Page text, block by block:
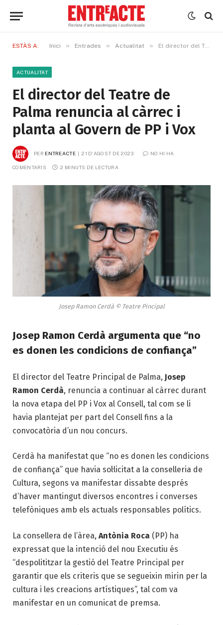
ESTÀS A: Inici » Entrades » Actualitat » El director del Teatre de Palma renuncia al càrrec i planta al Govern de PP i Vox
ACTUALITAT
El director del Teatre de
Palma renuncia al càrrec i
planta al Govern de PP i Vox
PER ENTREACTE 21 D'AGOST DE 2023 NO HI HA
COMENTARIS 2 MINUTS DE LECTURA
Josep Ramon Cerdà © Teatre Pincipal
Josep Ramon Cerdà argumenta que “no
es donen les condicions de confiança”
El director del Teatre Principal de Palma, Josep
Ramon Cerdà, renuncia a continuar al càrrec durant
la nova etapa del PP i Vox al Consell, tal com se li
havia plantejat per part del Consell fins a la
convocatòria d’un nou concurs.
Cerdà ha manifestat que “no es donen les condicions
de confiança” que havia sol·licitat a la conselleria de
Cultura, segons va manifestar dissabte després
d’haver mantingut diversos encontres i converses
telefòniques amb els actuals responsables polítics.
La consellera de l’àrea, Antònia Roca (PP) ha
expressat que la intenció del nou Executiu és
“despolititzar la gestió del Teatre Principal per
garantir que els criteris que se segueixin mirin per la
cultura i les creacions artístiques”, tal com va
manifestar en un comunicat de premsa.